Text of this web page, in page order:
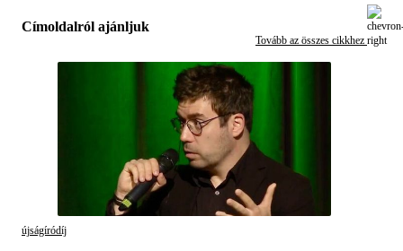
Címoldalról ajánljuk
Tovább az összes cikkhez
újságíródíj